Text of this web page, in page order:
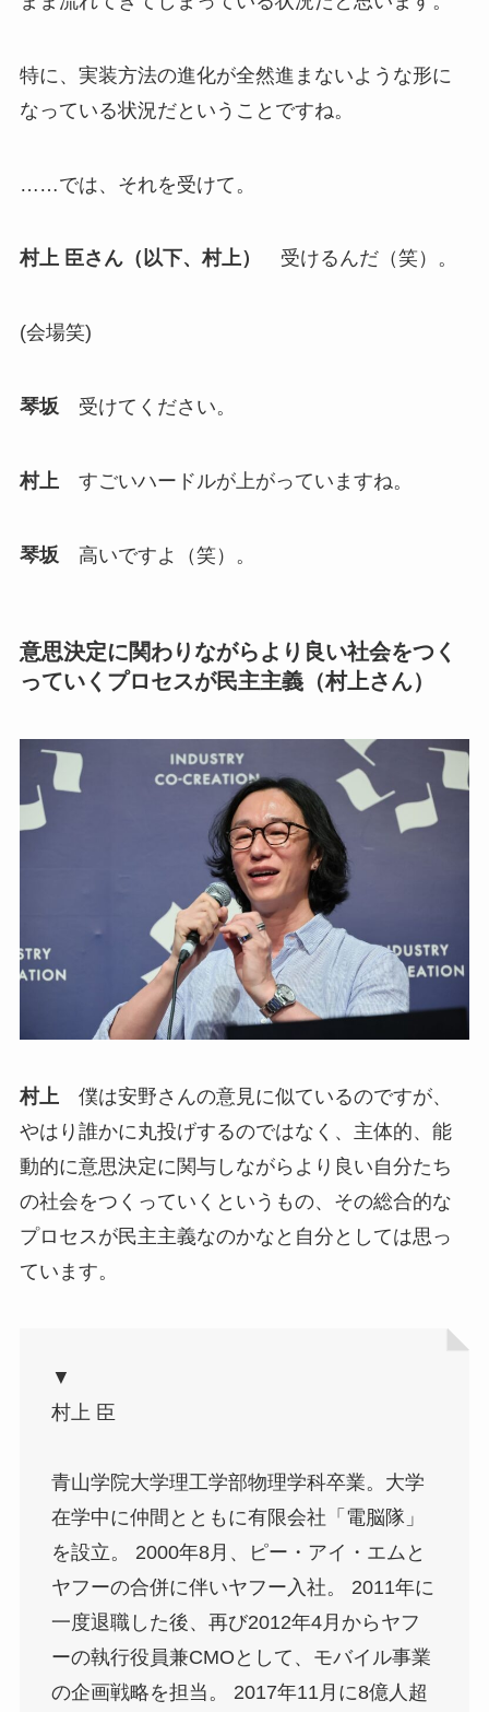
特に、実装方法の進化が全然進まないような形に
なっている状況だということですね。
……では、それを受けて。
村上 臣さん（以下、村上） 受けるんだ（笑）。
(会場笑)
琴坂受けてください。
村上 すごいハードルが上がっていますね。
琴坂 高いですよ（笑）。
意思決定に関わりながらより良い社会をつく
っていくプロセスが民主主義（村上さん）
村上 僕は安野さんの意見に似ているのですが、
やはり誰かに丸投げするのではなく、主体的、能
動的に意思決定に関与しながらより良い自分たち
の社会をつくっていくというもの、その総合的な
プロセスが民主主義なのかなと自分としては思っ
ています。
▼
村上 臣
青山学院大学理工学部物理学科卒業。大学
在学中に仲間とともに有限会社「電脳隊」
を設立。 2000年8月、ピー・アイ・エムと
ヤフーの合併に伴いヤフー入社。 2011年に
一度退職した後、再び2012年4月からヤフ
ーの執行役員兼CMOとして、モバイル事業
の企画戦略を担当。 2017年11月に8億人超